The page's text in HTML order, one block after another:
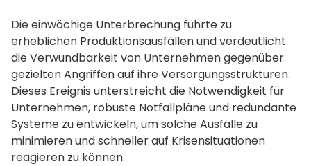
Die einwöchige Unterbrechung führte zu
erheblichen Produktionsausfällen und verdeutlicht
die Verwundbarkeit von Unternehmen gegenüber
gezielten Angriffen auf ihre Versorgungsstrukturen.
Dieses Ereignis unterstreicht die Notwendigkeit für
Unternehmen, robuste Notfallpläne und redundante
Systeme zu entwickeln, um solche Ausfälle zu
minimieren und schneller auf Krisensituationen
reagieren zu können.